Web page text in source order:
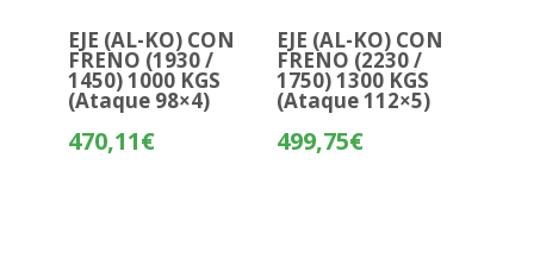
EJE (AL-KO) CON
FRENO (1930 /
1450) 1000 KGS
(Ataque 98×4)
470,11€
EJE (AL-KO) CON
FRENO (2230 /
1750) 1300 KGS
(Ataque 112×5)
499,75€